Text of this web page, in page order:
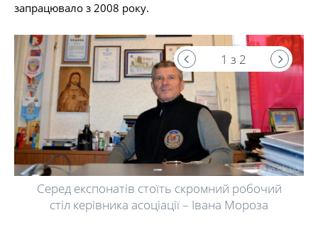
запрацювало з 2008 року.
Серед експонатів стоїть скромний робочий
стіл керівника асоціації – Івана Мороза
1 з 2